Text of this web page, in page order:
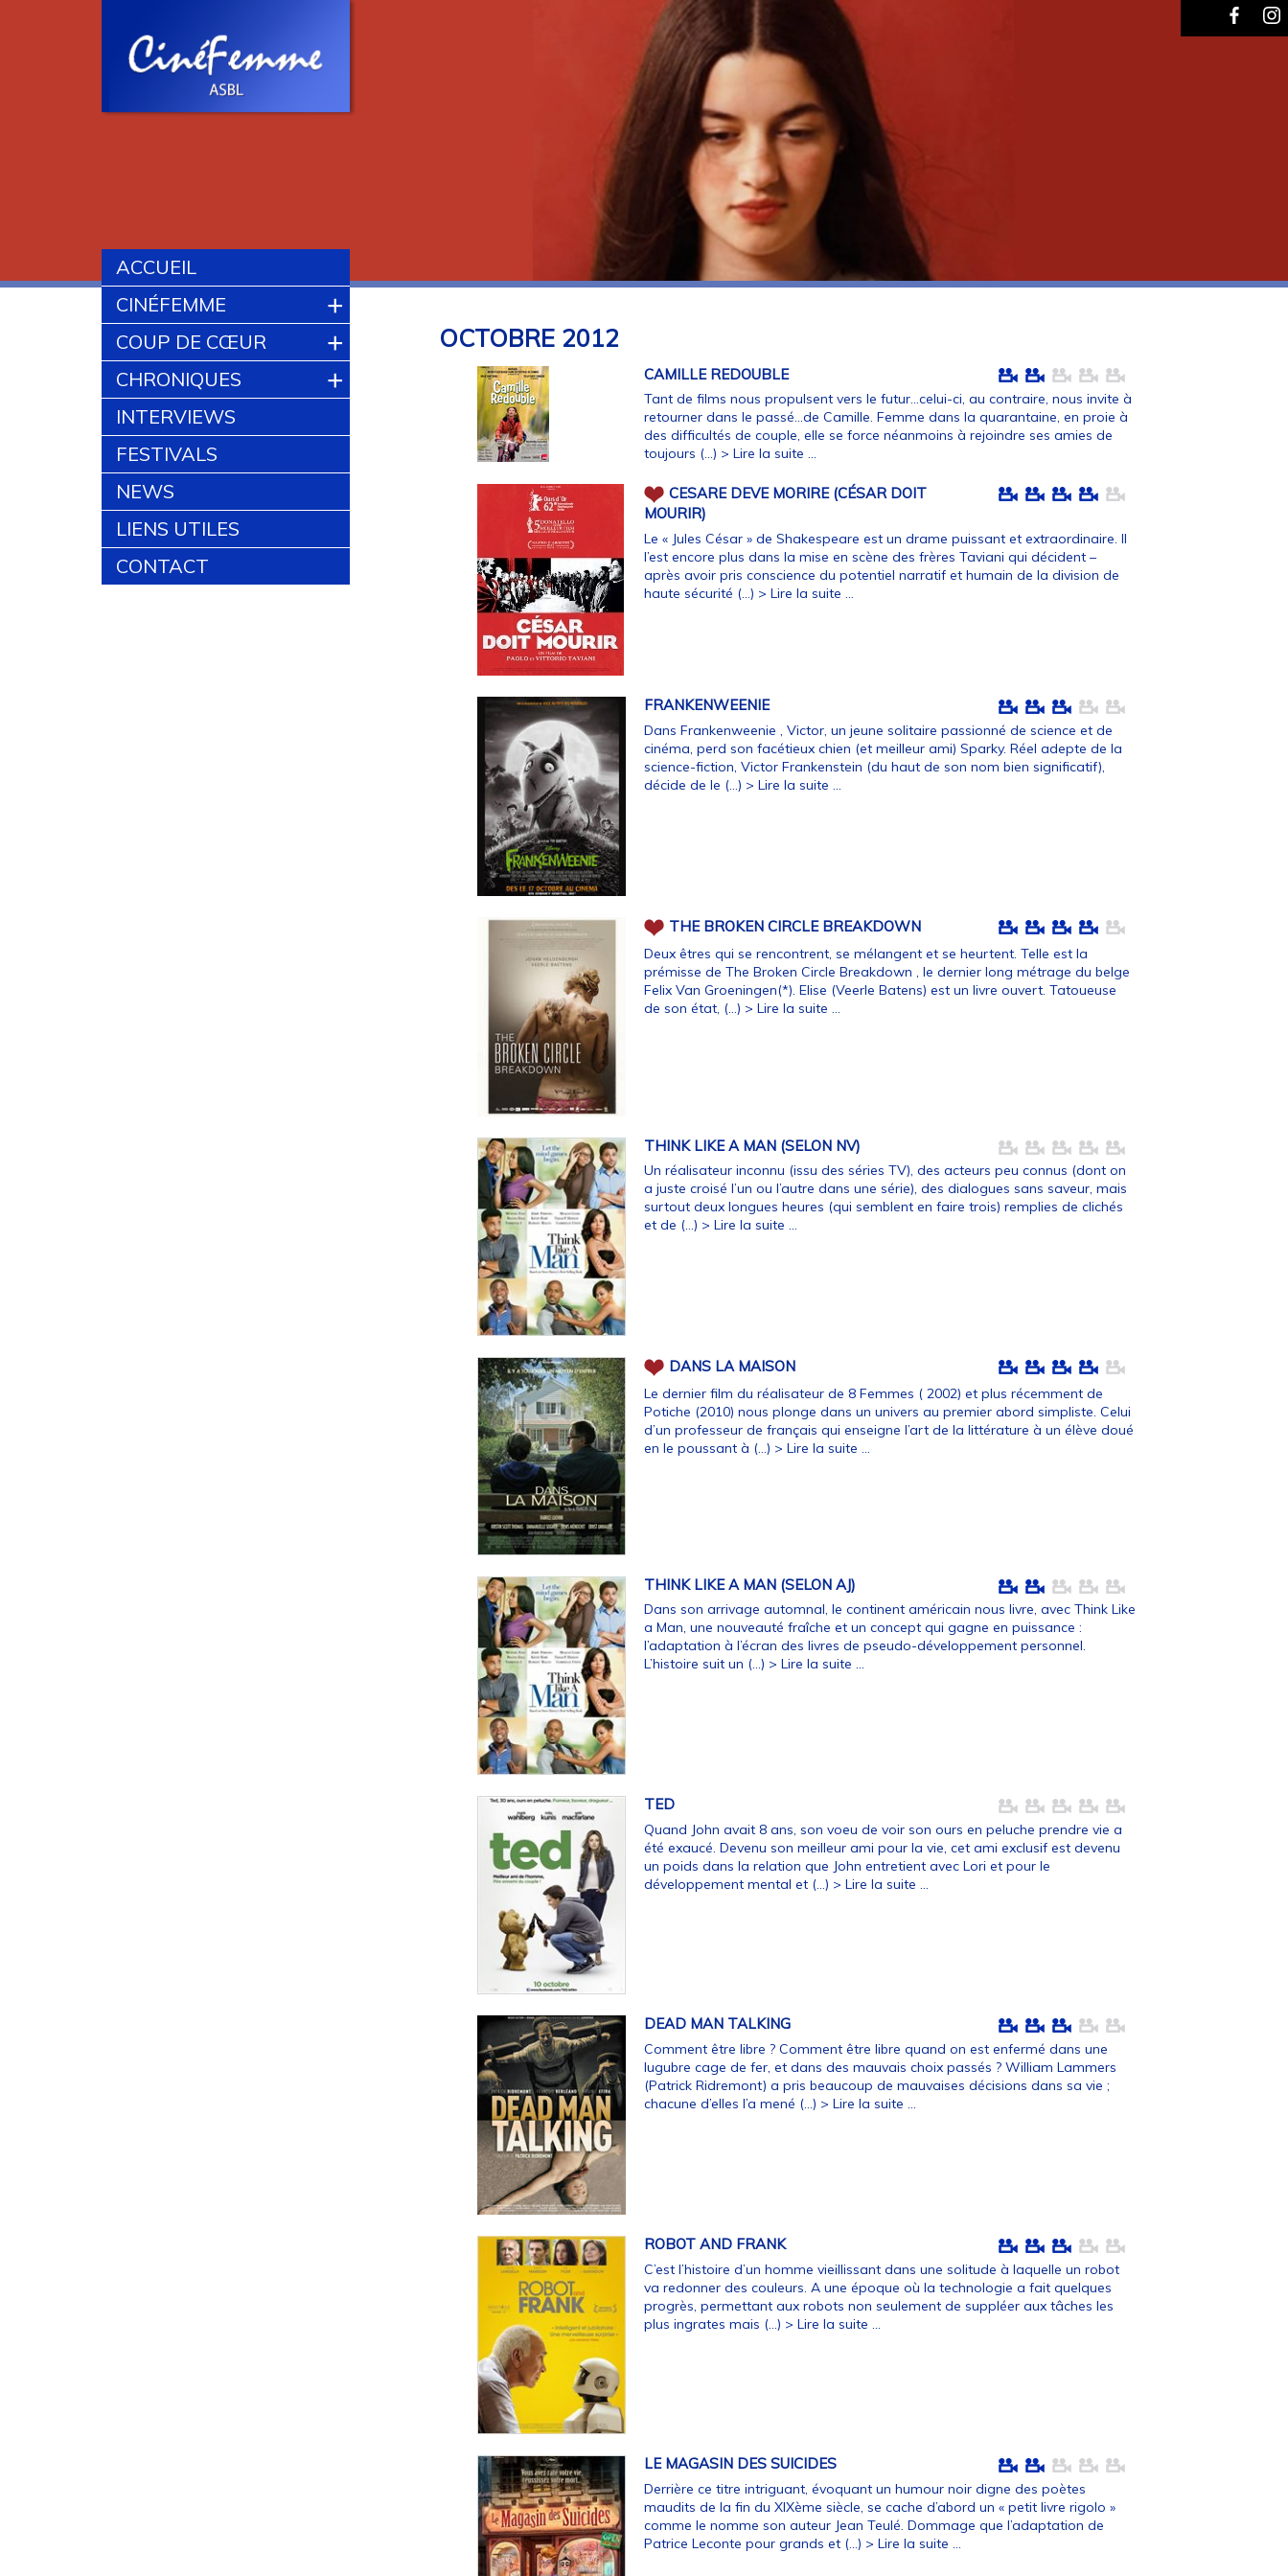
ACCUEIL
CINÉFEMME
+
COUP DE CŒUR +
CHRONIQUES +
INTERVIEWS
FESTIVALS
NEWS
LIENS UTILES
CONTACT
OCTOBRE2012
CAMILLE REDOUBLE
Tant de films nous propulsent vers le futur...celui-ci, au contraire, nous invite à
retourner dans le passé...de Camille. Femme dans la quarantaine, en proie à
des difficultés de couple, elle se force néanmoins à rejoindre ses amies de
toujours (…) > Lire la suite ...
CESARE DEVE MORIRE (CÉSAR DOIT
MOURIR)
Le « Jules César » de Shakespeare est un drame puissant et extraordinaire. Il
l’est encore plus dans la mise en scène des frères Taviani qui décident –
après avoir pris conscience du potentiel narratif et humain de la division de
haute sécurité (…) > Lire la suite ...
FRANKENWEENIE
Dans Frankenweenie , Victor, un jeune solitaire passionné de science et de
cinéma, perd son facétieux chien (et meilleur ami) Sparky. Réel adepte de la
science-fiction, Victor Frankenstein (du haut de son nom bien significatif),
décide de le (…) > Lire la suite ...
THE BROKEN CIRCLE BREAKDOWN
Deux êtres qui se rencontrent, se mélangent et se heurtent. Telle est la
prémisse de The Broken Circle Breakdown , le dernier long métrage du belge
Felix Van Groeningen(*). Elise (Veerle Batens) est un livre ouvert. Tatoueuse
de son état, (…) > Lire la suite ...
THINK LIKE A MAN (SELON NV)
Un réalisateur inconnu (issu des séries TV), des acteurs peu connus (dont on
a juste croisé l’un ou l’autre dans une série), des dialogues sans saveur, mais
surtout deux longues heures (qui semblent en faire trois) remplies de clichés
et de (…) > Lire la suite ...
DANS LA MAISON
Le dernier film du réalisateur de 8 Femmes ( 2002) et plus récemment de
Potiche (2010) nous plonge dans un univers au premier abord simpliste. Celui
d’un professeur de français qui enseigne l’art de la littérature à un élève doué
en le poussant à (…) > Lire la suite ...
THINK LIKE A MAN (SELON AJ)
Dans son arrivage automnal, le continent américain nous livre, avec Think Like
a Man, une nouveauté fraîche et un concept qui gagne en puissance :
l’adaptation à l’écran des livres de pseudo-développement personnel.
L’histoire suit un (…) > Lire la suite ...
TED
Quand John avait 8 ans, son voeu de voir son ours en peluche prendre vie a
été exaucé. Devenu son meilleur ami pour la vie, cet ami exclusif est devenu
un poids dans la relation que John entretient avec Lori et pour le
développement mental et (…) > Lire la suite ...
DEAD MAN TALKING
Comment être libre ? Comment être libre quand on est enfermé dans une
lugubre cage de fer, et dans des mauvais choix passés ? William Lammers
(Patrick Ridremont) a pris beaucoup de mauvaises décisions dans sa vie ;
chacune d’elles l’a mené (…) > Lire la suite ...
ROBOT AND FRANK
C’est l’histoire d’un homme vieillissant dans une solitude à laquelle un robot
va redonner des couleurs. A une époque où la technologie a fait quelques
progrès, permettant aux robots non seulement de suppléer aux tâches les
plus ingrates mais (…) > Lire la suite ...
LE MAGASIN DES SUICIDES
Derrière ce titre intriguant, évoquant un humour noir digne des poètes
maudits de la fin du XIXème siècle, se cache d’abord un « petit livre rigolo »
comme le nomme son auteur Jean Teulé. Dommage que l’adaptation de
Patrice Leconte pour grands et (…) > Lire la suite ...